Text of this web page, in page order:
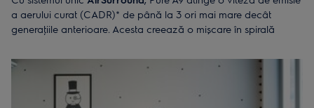
a aerului curat (CADR)* de până la 3 ori mai mare decât
generaţiile anterioare. Acesta creează o mișcare în spirală
căminul tău.*
*Recomandat pentru camere de până la 129 m2 (pe baza reglementarilor suedeze privind